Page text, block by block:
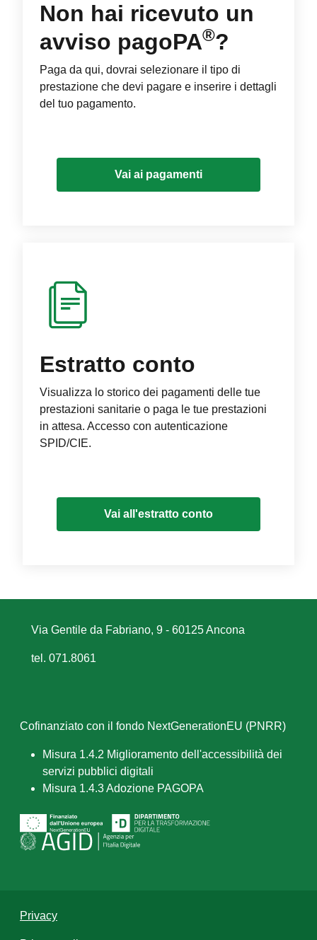
Non hai ricevuto un
avviso pagoPA®?
Paga da qui, dovrai selezionare il tipo di
prestazione che devi pagare e inserire i dettagli
del tuo pagamento.
Vai ai pagamenti
Estratto conto
Visualizza lo storico dei pagamenti delle tue
prestazioni sanitarie o paga le tue prestazioni
in attesa. Accesso con autenticazione
SPID/CIE.
Vai all'estratto conto
Via Gentile da Fabriano, 9 - 60125 Ancona
tel. 071.8061
Cofinanziato con il fondo NextGenerationEU (PNRR)
Misura 1.4.2 Miglioramento dell'accessibilità dei
servizi pubblici digitali
Misura 1.4.3 Adozione PAGOPA
Privacy